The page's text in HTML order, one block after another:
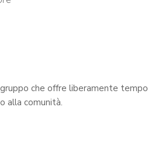
che offre liberamente tempo
alla comunità.